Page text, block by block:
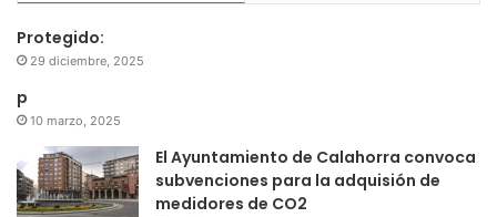
Protegido:
29 diciembre, 2025
p
10 marzo, 2025
El Ayuntamiento de Calahorra convoca
subvenciones para la adquisión de
medidores de CO2